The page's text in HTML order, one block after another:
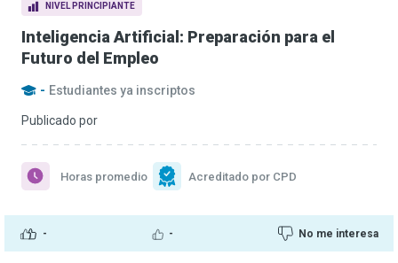
NIVEL PRINCIPIANTE
Inteligencia Artificial: Preparación para el
Futuro del Empleo
- Estudiantes ya inscriptos
Publicado por
- - No me interesa
Horas promedio Acreditado por CPD